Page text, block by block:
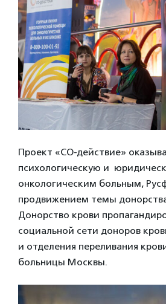
Проект «СО-действие»
психологическую и
онкологическим больным,
продвижением темы
Донорство крови
социальной сети доноров
и отделения переливания
больницы Москвы.